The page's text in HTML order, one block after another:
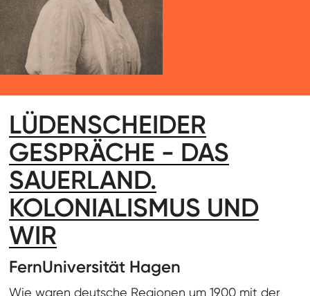
LÜDENSCHEIDER
GESPRÄCHE - DAS
SAUERLAND.
KOLONIALISMUS UND
WIR
FernUniversität Hagen
Wie waren deutsche Regionen um 1900 mit der